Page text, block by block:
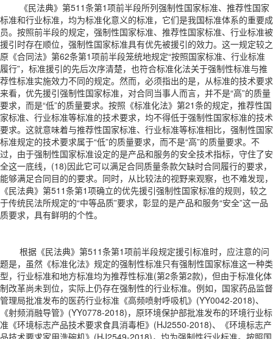
《民法典》第511条第1项前半段所列强制性国家标准、推荐性国家
标准和行业标准，均为标准化意义的标准，它们是我国标准体系的重要成
员。按照前半段的规定，强制性国家标准、推荐性国家标准、行业标准被
援引时存在顺位，强制性国家标准具有优先被援引的效力。这一规定较之
原《合同法》第62条第1项前半段笼统地规定“按照国家标准、行业标准
履行”，标准援引的先后次序清楚，也符合标准化法关于强制性标准与推
荐性标准实施效力不同的规定。然而，必须指出的是，从标准的技术要求
来看，优先援引强制性国家标准，对合同当事人而言，并不是“高”的质量
要求，而是“低”的质量要求。按照《标准化法》第21条的规定，推荐性国
家标准、行业标准等标准的技术要求，均不得低于强制性国家标准的技术
要求。这就意味着与推荐性国家标准、行业标准等标准相比，强制性国家
标准规定的技术要求属于“低”的质量要求，而不是“高”的质量要求。不
过，由于强制性国家标准设定的是产品和服务的安全技术指标，守住了安
全这一底线，(18)因此它可以满足合同质量条款欠缺时合同履行的要求，
能够满足合同目的的要求。同时，从比较法的视野来观察，也不难发现，
《民法典》第511条第1项确立的优先援引强制性国家标准的规则，较之
于传统民法所规定的“中等品质”要求，彰显的是产品和服务“安全”这一品
质要求，具有鲜明的个性。
根据《民法典》第511条第1项前半段规定援引标准时，应注意的问
题是，虽然《标准化法》规定的强制性标准只有强制性国家标准这一种类
型，行业标准和地方标准均为推荐性标准(第2条第2款)，但由于标准化体
制改革尚未到位，实际上仍存在强制性的行业标准。例如，国家药品监督
管理局批准发布的医药行业标准《高频喷射呼吸机》(YY0042-2018)、
《射频消融导管》(YY0778-2018)，原环境保护部批准发布的环境行业标
准《环境标志产品技术要求食具消毒柜》(HJ2550-2018)、《环境标志产
品技术要求家用洗碗机》(HJ2549-2018)，均为强制性行业标准。按照国